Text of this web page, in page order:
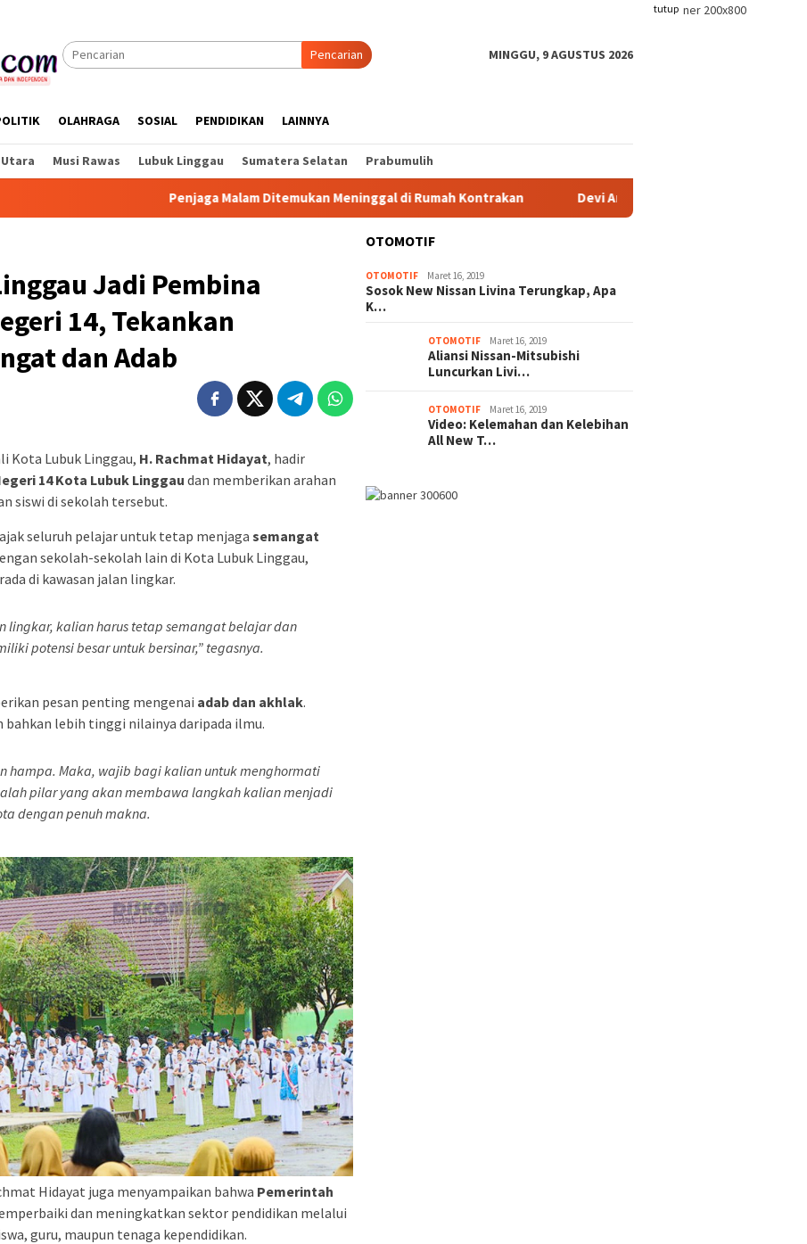
tutup
Pencarian MINGGU, 9 AGUSTUS 2026
OLAHRAGA SOSIAL PENDIDIKAN LAINNYA
Utara Musi Rawas Lubuk Linggau Sumatera Selatan Prabumulih
Penjaga Malam Ditemukan Meninggal di Rumah Kontrakan Devi Arianto Apresiasi Pemuda Muratara,
Jadi Pembina
14, Tekankan
dan Adab
Kota Lubuk Linggau, H. Rachmat Hidayat, hadir
14 Kota Lubuk Linggau dan memberikan arahan
siswi di sekolah tersebut.
seluruh pelajar untuk tetap menjaga semangat
sekolah-sekolah lain di Kota Lubuk Linggau,
di kawasan jalan lingkar.
lingkar, kalian harus tetap semangat belajar dan
potensi besar untuk bersinar,” tegasnya.
pesan penting mengenai adab dan akhlak.
bahkan lebih tinggi nilainya daripada ilmu.
hampa. Maka, wajib bagi kalian untuk menghormati
pilar yang akan membawa langkah kalian menjadi
dengan penuh makna.
Hidayat juga menyampaikan bahwa Pemerintah
dan meningkatkan sektor pendidikan melalui
guru, maupun tenaga kependidikan.
OTOMOTIF
OTOMOTIF Maret 16, 2019
Sosok New Nissan Livina Terungkap, Apa
K…
OTOMOTIF Maret 16, 2019
Aliansi Nissan-Mitsubishi
Luncurkan Livi…
OTOMOTIF Maret 16, 2019
Video: Kelemahan dan Kelebihan
All New T…